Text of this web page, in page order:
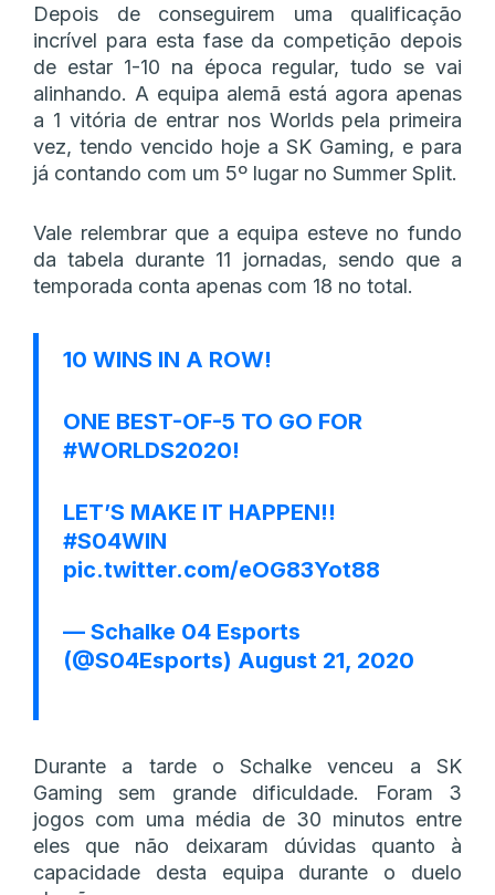
Depois de conseguirem uma qualificação
incrível para esta fase da competição depois
de estar 1-10 na época regular, tudo se vai
alinhando. A equipa alemã está agora apenas
a 1 vitória de entrar nos Worlds pela primeira
vez, tendo vencido hoje a SK Gaming, e para
já contando com um 5º lugar no Summer Split.
Vale relembrar que a equipa esteve no fundo
da tabela durante 11 jornadas, sendo que a
temporada conta apenas com 18 no total.
10 WINS IN A ROW!
ONE BEST-OF-5 TO GO FOR
#WORLDS2020!
LET’S MAKE IT HAPPEN!!
#S04WIN
pic.twitter.com/eOG83Yot88
— Schalke 04 Esports
(@S04Esports) August 21, 2020
Durante a tarde o Schalke venceu a SK
Gaming sem grande dificuldade. Foram 3
jogos com uma média de 30 minutos entre
eles que não deixaram dúvidas quanto à
capacidade desta equipa durante o duelo